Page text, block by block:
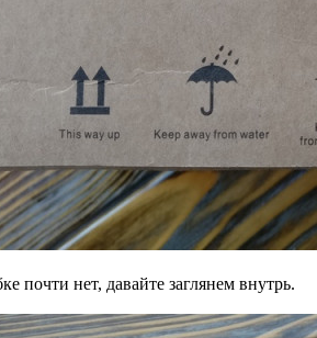
почти нет, давайте заглянем внутрь.